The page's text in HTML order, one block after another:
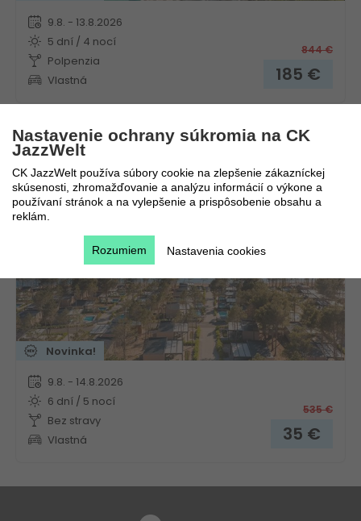
9.8. - 13.8.2026
5 dní / 4 nocí
Polpenzia
Vlastná
844€
185 €
Chorvátsko Kvarner
Novinka!
9.8. - 14.8.2026
6 dní / 5 nocí
Bez stravy
Vlastná
535€
35 €
Nastavenie ochrany súkromia na CK
JazzWelt
CK JazzWelt používa súbory cookie na zlepšenie zákazníckej
skúsenosti, zhromažďovanie a analýzu informácií o výkone a
používaní stránok a na vylepšenie a prispôsobenie obsahu a
reklám.
Nastavenia cookies
Rozumiem